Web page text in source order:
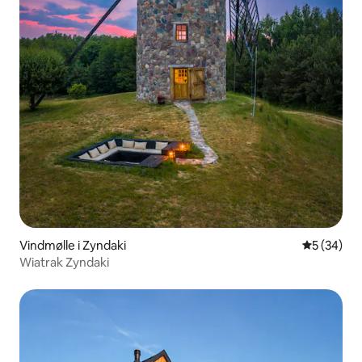
Vindmølle i Zyndaki 5 ud af 5 i
5 (34)
Wiatrak Zyndaki